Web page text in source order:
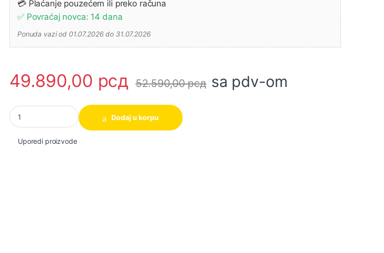
💳 Plaćanje pouzećem ili preko računa
✅ Povraćaj novca: 14 dana
Ponuda vazi od 01.07.2026 do 31.07.2026
49.890,00 рсд 52.590,00рсд sa pdv-om
Makita DHS661ZU Akumulatorska ručna kružna testera količina
Dodaj u korpu
Uporedi proizvode